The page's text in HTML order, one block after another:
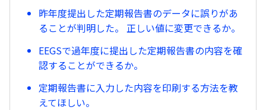
昨年度提出した定期報告書のデータに誤りがあ
ることが判明した。 正しい値に変更できるか。
EEGSで過年度に提出した定期報告書の内容を確
認することができるか。
定期報告書に入力した内容を印刷する方法を教
えてほしい。